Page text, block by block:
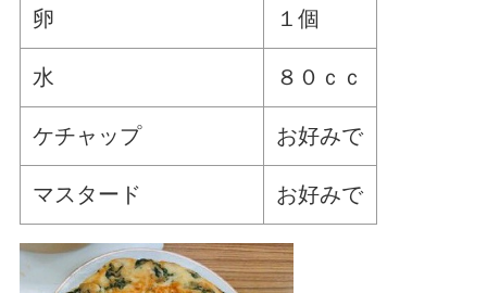
卵 １個
水 ８０ｃｃ
ケチャップ お好みで
マスタード お好みで